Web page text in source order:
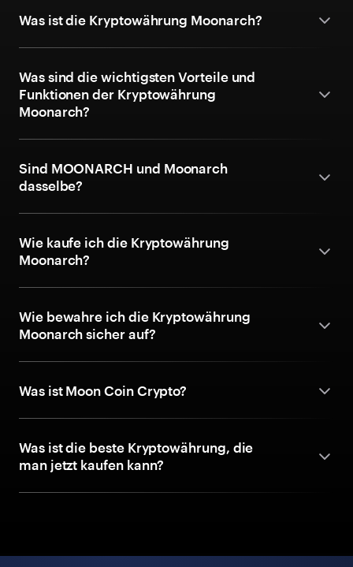
Was ist die Kryptowährung Moonarch?
Was sind die wichtigsten Vorteile und
Funktionen der Kryptowährung
Moonarch?
Sind MOONARCH und Moonarch
dasselbe?
Wie kaufe ich die Kryptowährung
Moonarch?
Wie bewahre ich die Kryptowährung
Moonarch sicher auf?
Was ist Moon Coin Crypto?
Was ist die beste Kryptowährung, die
man jetzt kaufen kann?